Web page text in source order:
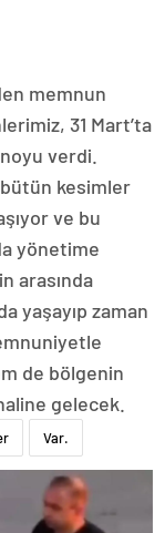
memnun
31 Mart’ta
verdi.
bütün kesimler
ve bu
yönetime
arasında
yaşayıp zaman
de bölgenin
gelecek.
Var.